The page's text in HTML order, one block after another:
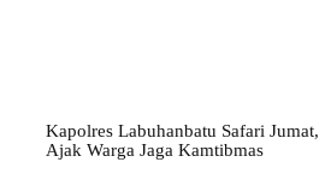
Kapolres Labuhanbatu Safari Jumat,
Ajak Warga Jaga Kamtibmas